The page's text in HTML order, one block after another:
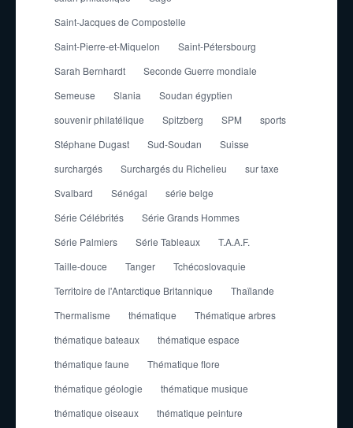
Saint-Jacques de Compostelle
Saint-Pierre-et-Miquelon
Saint-Pétersbourg
Sarah Bernhardt
Seconde Guerre mondiale
Semeuse
Slania
Soudan égyptien
souvenir philatélique
Spitzberg SPM
sports
Stéphane Dugast
Sud-Soudan
Suisse
surchargés
Surchargés du Richelieu
sur taxe
Svalbard
Sénégal
série belge
Série Célébrités
Série Grands Hommes
Série Palmiers
Série Tableaux
T.A.A.F.
Taille-douce
Tanger
Tchécoslovaquie
Territoire de l'Antarctique Britannique
Thaïlande
Thermalisme
thématique
Thématique arbres
thématique bateaux
thématique espace
thématique faune
Thématique flore
thématique géologie
thématique musique
thématique oiseaux
thématique peinture